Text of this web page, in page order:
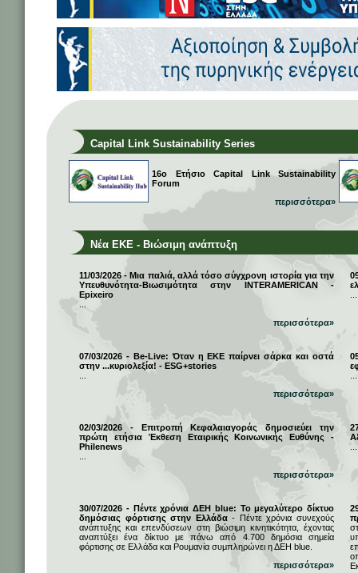
Capital Link Sustainability Series
16ο Ετήσιο Capital Link Sustainability
Forum
περισσότερα»
Νέα ΕΚΕ - Βιώσιμη ανάπτυξη
11/03/2026 - Μια παλιά, αλλά τόσο σύγχρονη ιστορία για την
Υπευθυνότητα-Βιωσιμότητα στην INTERAMERICAN -
Epixeiro
περισσότερα»
07/03/2026 - Be-Live: Όταν η ΕΚΕ παίρνει σάρκα και οστά
στην ...κυριολεξία! - ESG+stories
περισσότερα»
02/03/2026 - Επιτροπή Κεφαλαιαγοράς δημοσιεύει την
πρώτη ετήσια Έκθεση Εταιρικής Κοινωνικής Ευθύνης -
Philenews
περισσότερα»
30/07/2026 - Πέντε χρόνια ΔΕΗ blue: Το μεγαλύτερο δίκτυο
δημόσιας φόρτισης στην Ελλάδα- Πέντε χρόνια συνεχούς
ανάπτυξης και επενδύσεων στη βιώσιμη κινητικότητα, έχοντας
αναπτύξει ένα δίκτυο με πάνω από 4.700 δημόσια σημεία
φόρτισης σε Ελλάδα και Ρουμανία συμπληρώνει η ΔΕΗ blue.
περισσότερα»